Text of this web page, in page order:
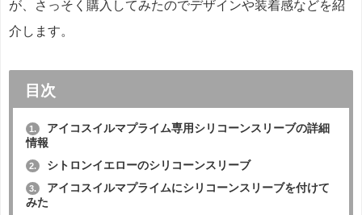
が、さっそく購入してみたのでデザインや装着感などを紹
介します。
目次
1.
アイコスイルマプライム専用シリコーンスリーブの詳細
情報
2. シトロンイエローのシリコーンスリーブ
3.
アイコスイルマプライムにシリコーンスリーブを付けて
みた